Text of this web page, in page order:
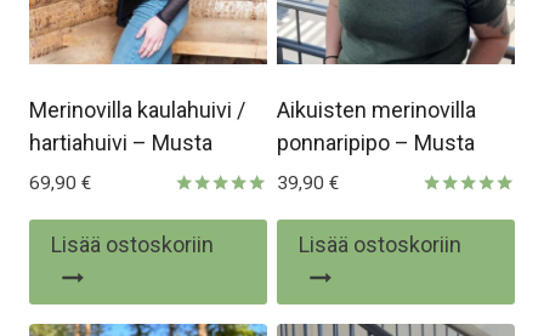
Merinovilla kaulahuivi /
hartiahuivi – Musta
5.00
69,90 €
Lisää ostoskoriin
Aikuisten merinovilla
ponnaripipo – Musta
5.00
39,90 €
Lisää ostoskoriin